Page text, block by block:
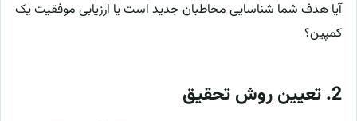
آیا هدف شما شناسایی مخاطبان جدید است یا ارزیابی موفقیت یک
کمپین؟
2. تعیین روش تحقیق